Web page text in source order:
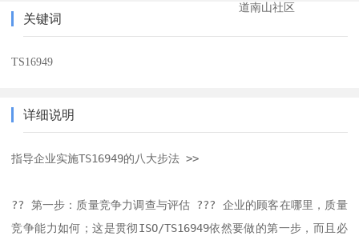
道南山社区
关键词
TS16949
详细说明
指导企业实施TS16949的八大步法 >>
?? 第一步：质量竞争力调查与评估 ??? 企业的顾客在哪里，质量
竞争能力如何；这是贯彻ISO/TS16949依然要做的第一步，而且必